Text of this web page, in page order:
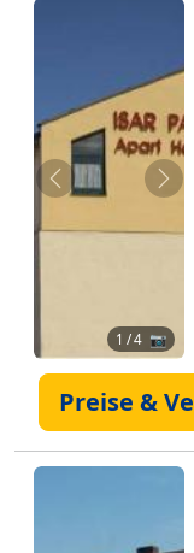
Zurück
1 / 4 📷
Preise &